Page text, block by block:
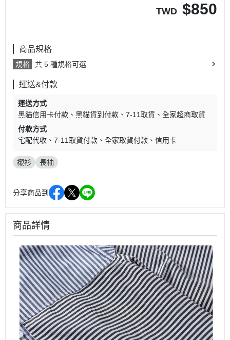
TWD $850
商品規格
規格 共 5 種規格可選
運送&付款
運送方式
黑貓信用卡付款
黑貓貨到付款 7-11取貨
全家超商取貨
付款方式
宅配代收
7-11取貨付款 全家取貨付款 信用卡
襯衫 長袖
分享商品到
商品詳情